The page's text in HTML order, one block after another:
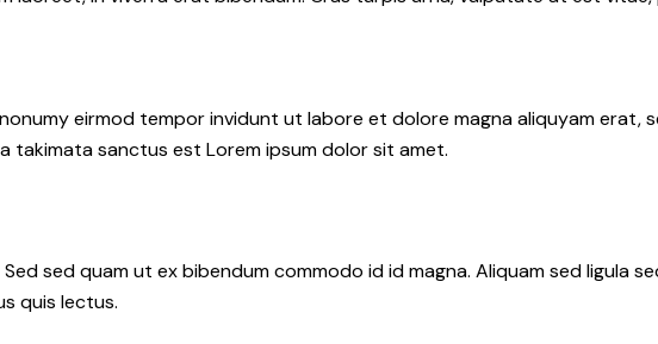
eirmod tempor invidunt ut labore et dolore magna aliquyam erat,
takimata sanctus est Lorem ipsum dolor sit amet.
sed quam ut ex bibendum commodo id id magna. Aliquam sed ligula
quis lectus.